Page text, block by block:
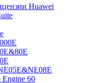
Huawei
60